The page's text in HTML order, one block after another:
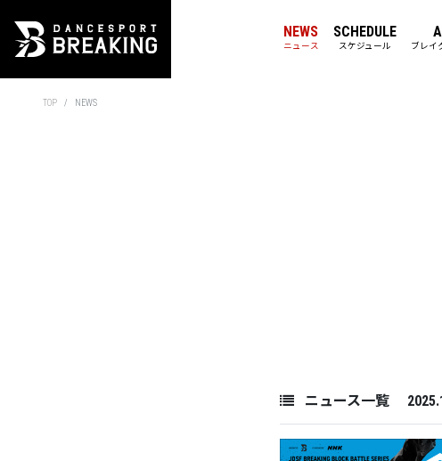
NEWS
ニュース
SCHEDULE
スケジュール ブレイ
TOP NEWS
ニュース一覧